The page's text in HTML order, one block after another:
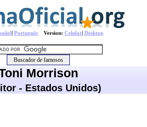
| Português Version: Celular| Desktop
Morrison
- Estados Unidos)